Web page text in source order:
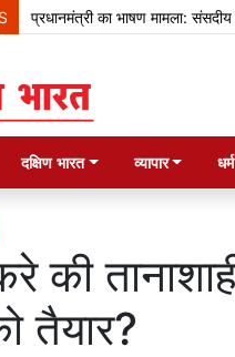
का भाषण मामला: संसदीय समिति
दक्षिण भारत व्यापार
की
तैयार?